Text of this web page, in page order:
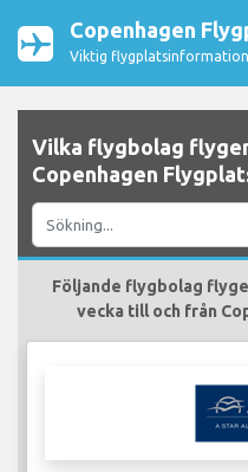
Copenhagen
Viktig
Vilka flygbolag
Copenhagen
Följande flygbolag
vecka till och från